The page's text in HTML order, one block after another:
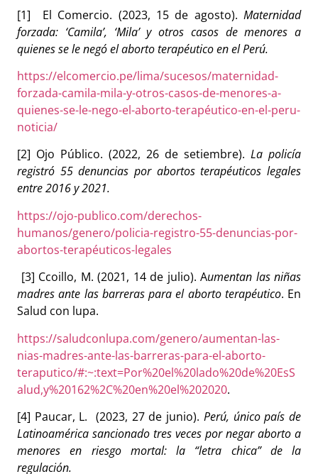
[1]
El Comercio. (2023, 15 de agosto). Maternidad
forzada: ‘Camila’, ‘Mila’ y otros casos de menores a
quienes se le negó el aborto terapéutico en el Perú.
https://elcomercio.pe/lima/sucesos/maternidad-
forzada-camila-mila-y-otros-casos-de-menores-a-
quienes-se-le-nego-el-aborto-terapéutico-en-el-peru-
noticia/
[2] Ojo Público. (2022, 26 de setiembre). La policía
registró 55 denuncias por abortos terapéuticos legales
entre 2016 y 2021.
https://ojo-publico.com/derechos-
humanos/genero/policia-registro-55-denuncias-por-
abortos-terapéuticos-legales
[3] Ccoillo, M. (2021, 14 de julio). Aumentan las niñas
madres ante las barreras para el aborto terapéutico. En
Salud con lupa.
https://saludconlupa.com/genero/aumentan-las-
nias-madres-ante-las-barreras-para-el-aborto-
teraputico/#:~:text=Por%20el%20lado%20de%20EsS
alud,y%20162%2C%20en%20el%202020.
[4] Paucar, L. (2023, 27 de junio). Perú, único país de
Latinoamérica sancionado tres veces por negar aborto a
menores en riesgo mortal: la “letra chica” de la
regulación.